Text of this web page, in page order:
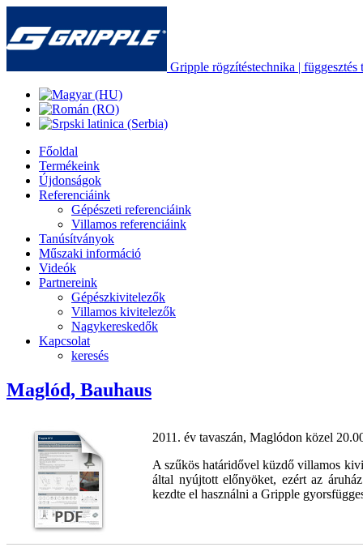
Gripple rögzítéstechnika |
Főoldal
Termékeink
Újdonságok
Referenciáink
Gépészeti referenciáink
Villamos referenciáink
Tanúsítványok
Műszaki információ
Videók
Partnereink
Gépészkivitelezők
Villamos kivitelezők
Nagykereskedők
Kapcsolat
keresés
Maglód, Bauhaus
2011. év tavaszán, Maglódon közel
A szűkös határidővel küzdő villamos
által nyújtott előnyöket, ezért az
kezdte el használni a Gripple